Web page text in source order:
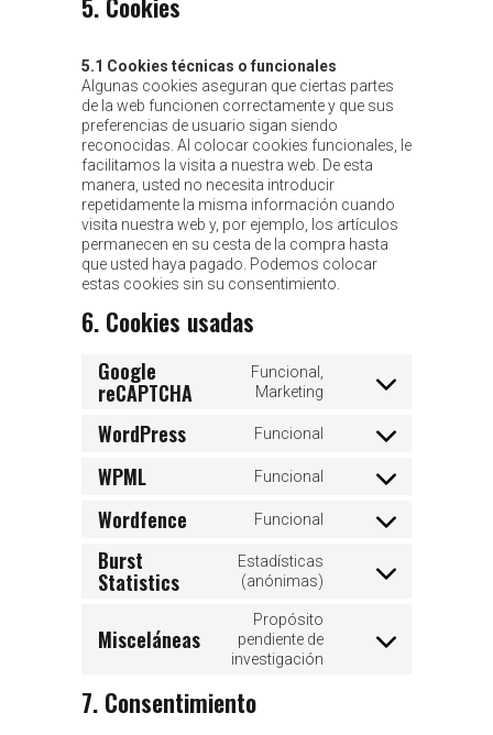
5.1 Cookies técnicas o funcionales
Algunas cookies aseguran que ciertas partes
de la web funcionen correctamente y que sus
preferencias de usuario sigan siendo
reconocidas. Al colocar cookies funcionales, le
facilitamos la visita a nuestra web. De esta
manera, usted no necesita introducir
repetidamente la misma información cuando
visita nuestra web y, por ejemplo, los artículos
permanecen en su cesta de la compra hasta
que usted haya pagado. Podemos colocar
estas cookies sin su consentimiento.
6. Cookies usadas
Google
reCAPTCHA
Funcional,
Marketing
Consent
service
recaptcha
WordPress Funcional
Consent
service
WPML Funcional
Consent
service
Wordfence Funcional
Consent
service
Burst
Statistics
Estadísticas
(anónimas)
Consent
burst-
Misceláneas
Propósito
pendiente de
investigación
Consent
7. Consentimiento